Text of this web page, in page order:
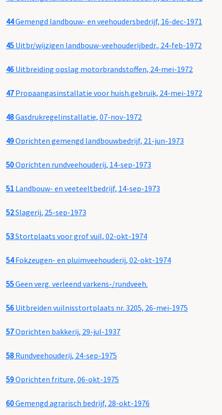
44Gemengd landbouw- en veehoudersbedrijf, 16-dec-1971
45 Uitbr/wijzigen landbouw-veehouderijbedr., 24-feb-1972
46 Uitbreiding opslag motorbrandstoffen, 24-mei-1972
47Propaangasinstallatie voor huish.gebruik, 24-mei-1972
48Gasdrukregelinstallatie, 07-nov-1972
49Oprichten gemengd landbouwbedrijf, 21-jun-1973
50Oprichten rundveehouderij, 14-sep-1973
51 Landbouw- en veeteeltbedrijf, 14-sep-1973
52Slagerij, 25-sep-1973
53Stortplaats voor grof vuil, 02-okt-1974
54Fokzeugen- en pluimveehouderij, 02-okt-1974
55Geen verg. verleend varkens-/rundveeh.
56 Uitbreiden vuilnisstortplaats nr. 3205, 26-mei-1975
57Oprichten bakkerij, 29-jul-1937
58 Rundveehouderij, 24-sep-1975
59Oprichten friture, 06-okt-1975
60Gemengd agrarisch bedrijf, 28-okt-1976